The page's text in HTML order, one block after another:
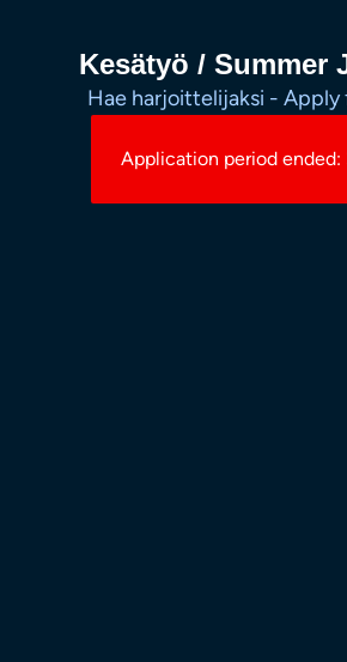
Kesätyö / Summer
Hae harjoittelijaksi - Apply
Application period ended: